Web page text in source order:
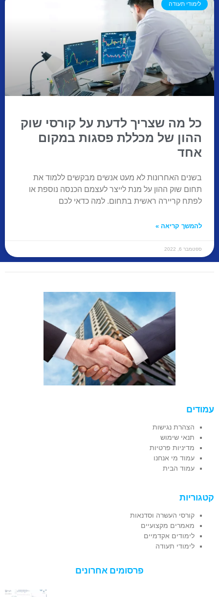
לימודי תעודה
כל מה שצריך לדעת על קורסי שוק
ההון של מכללת פסגות במקום
אחד
בשנים האחרונות לא מעט אנשים מבקשים ללמוד את
תחום שוק ההון על מנת לייצר לעצמם הכנסה נוספת או
לפתח קריירה ראשית בתחום. למה כדאי לכם
להמשך קריאה »
ספטמבר 6, 2022
עמודים
הצהרת נגישות
תנאי שימוש
מדיניות פרטיות
עמוד מי אנחנו
עמוד הבית
קטגוריות
קורסי העשרה וסדנאות
מאמרים מקצועיים
לימודים אקדמיים
לימודי תעודה
פרסומים אחרונים